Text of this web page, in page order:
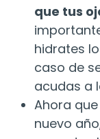
que tus
hidrates
caso de
acudas a
Ahora
nuevo